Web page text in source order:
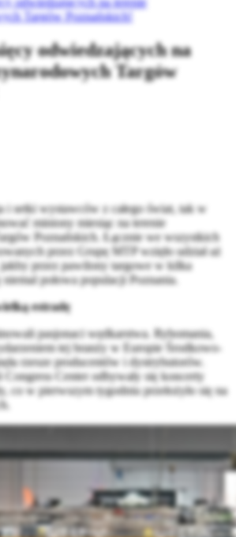
Targów Poznańskich!
odwiedzających na
Targów
i setki wystawców z całego świat, tak w
miniony miesiąc na terenie
Poznańskich. Łącznie we wszystkich
przez Grupę MTP wzięło udział aż
jakby przez pawilony targowe w kilka
połowa populacji Poznania.
estradę
pasjonaci wędkarstwa. Rybomania,
tej branży w Europie Środkowo-
rzesze producentów i dystrybutorów.
Center odbywały się koncerty
co w pierwszym tygodniu przełożyło się na